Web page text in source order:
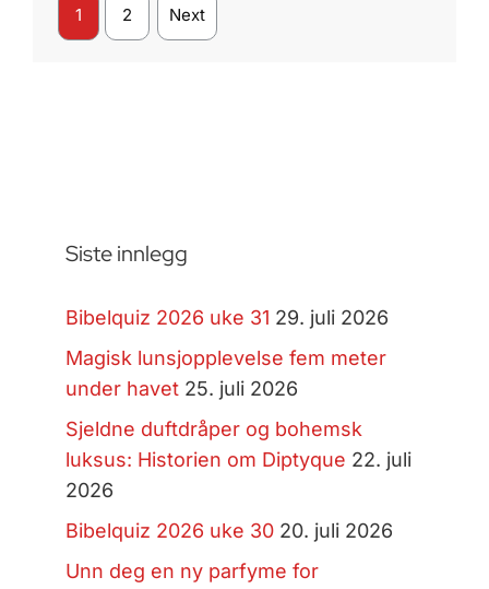
1 2 Next
Siste innlegg
Bibelquiz 2026 uke 31 29. juli 2026
Magisk lunsjopplevelse fem meter
under havet 25. juli 2026
Sjeldne duftdråper og bohemsk
luksus: Historien om Diptyque 22. juli
2026
Bibelquiz 2026 uke 30 20. juli 2026
Unn deg en ny parfyme for